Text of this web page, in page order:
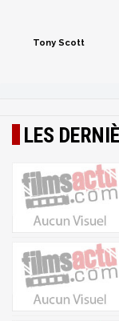
Tony Scott
LES